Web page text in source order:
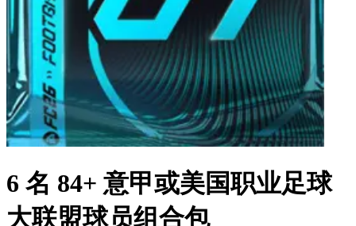
6 名 84+ 意甲或美国职业足球
大联盟球员组合包